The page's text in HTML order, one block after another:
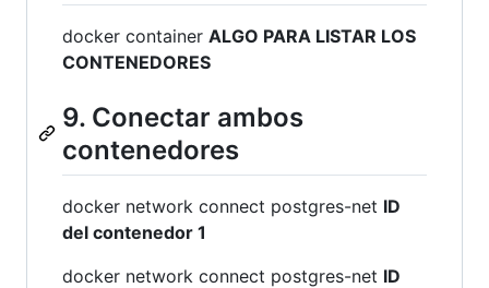
docker container ALGO PARA LISTAR LOS
CONTENEDORES
9. Conectar ambos
contenedores
docker network connect postgres-net ID
del contenedor 1
docker network connect postgres-net ID